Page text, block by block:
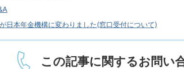
日本年金機構に変わりました(窓口受付について)
この記事に関するお問い